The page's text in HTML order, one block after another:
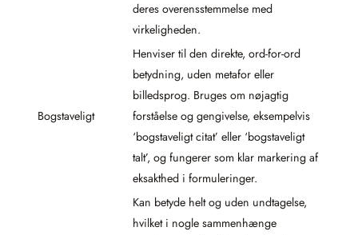
deres overensstemmelse med
virkeligheden.
Bogstaveligt
Henviser til den direkte, ord-for-ord
betydning, uden metafor eller
billedsprog. Bruges om nøjagtig
forståelse og gengivelse, eksempelvis
‘bogstaveligt citat’ eller ‘bogstaveligt
talt’, og fungerer som klar markering af
eksakthed i formuleringer.
Kan betyde helt og uden undtagelse,
hvilket i nogle sammenhænge